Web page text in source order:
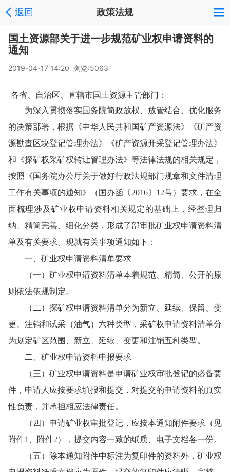
返回 政策法规
国土资源部关于进一步规范矿业权申请资料的
通知
2019-04-17 14:20 浏览:5063
各省、自治区、直辖市国土资源主管部门：
为深入贯彻落实国务院简政放权、放管结合、优化服务
的决策部署，根据《中华人民共和国矿产资源法》《矿产资
源勘查区块登记管理办法》《矿产资源开采登记管理办法》
和《探矿权采矿权转让管理办法》等法律法规的相关规定，
按照《国务院办公厅关于做好行政法规部门规章和文件清理
工作有关事项的通知》（国办函〔2016〕12号）要求，在全
面梳理涉及矿业权申请资料相关规定的基础上，经整理归
纳、精简完善、细化分类，形成了部审批矿业权申请资料清
单及有关要求。现就有关事项通知如下：
一、矿业权申请资料清单要求
（一）矿业权申请资料清单本着规范、精简、公开的原
则依法依规制定。
（二）探矿权申请资料清单分为新立、延续、保留、变
更、注销和试采（油气）六种类型，采矿权申请资料清单分
为划定矿区范围、新立、延续、变更和注销五种类型。
二、矿业权申请资料申报要求
（三）矿业权申请资料是申请矿业权审批登记的必备要
件，申请人应按要求填报和提交，对提交的申请资料的真实
性负责，并承担相应法律责任。
（四）申请矿业权审批登记，应按本通知附件要求（见
附件1、附件2），提交内容一致的纸质、电子文档各一份。
（五）除本通知附件中标注为复印件的资料外，矿业权